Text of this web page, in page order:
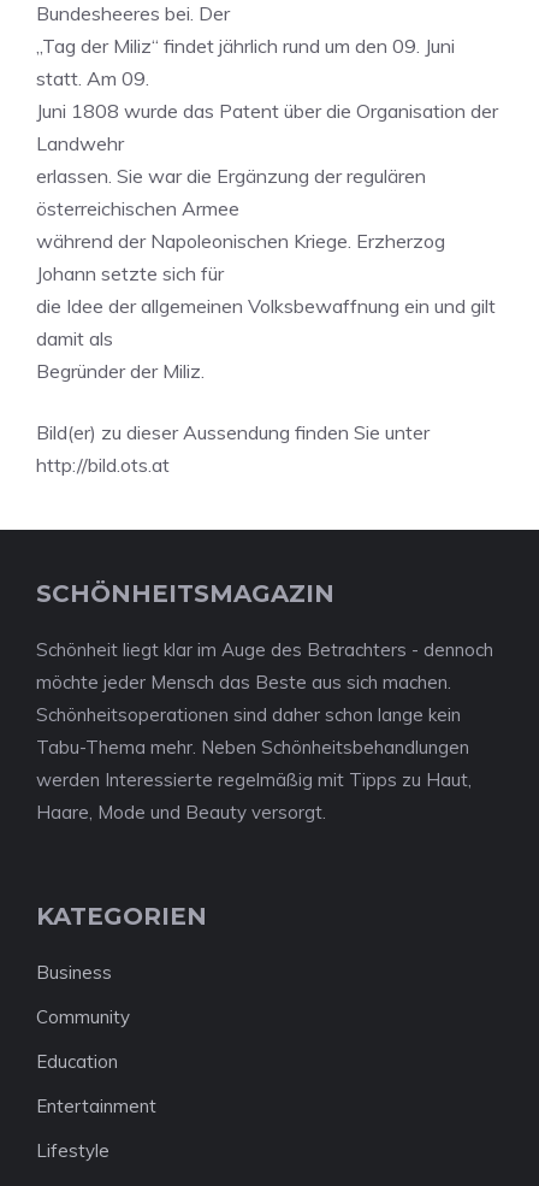
Bundesheeres bei. Der
„Tag der Miliz“ findet jährlich rund um den 09. Juni
statt. Am 09.
Juni 1808 wurde das Patent über die Organisation der
Landwehr
erlassen. Sie war die Ergänzung der regulären
österreichischen Armee
während der Napoleonischen Kriege. Erzherzog
Johann setzte sich für
die Idee der allgemeinen Volksbewaffnung ein und gilt
damit als
Begründer der Miliz.
Bild(er) zu dieser Aussendung finden Sie unter
http://bild.ots.at
SCHÖNHEITSMAGAZIN
Schönheit liegt klar im Auge des Betrachters - dennoch
möchte jeder Mensch das Beste aus sich machen.
Schönheitsoperationen sind daher schon lange kein
Tabu-Thema mehr. Neben Schönheitsbehandlungen
werden Interessierte regelmäßig mit Tipps zu Haut,
Haare, Mode und Beauty versorgt.
KATEGORIEN
Business
Community
Education
Entertainment
Lifestyle